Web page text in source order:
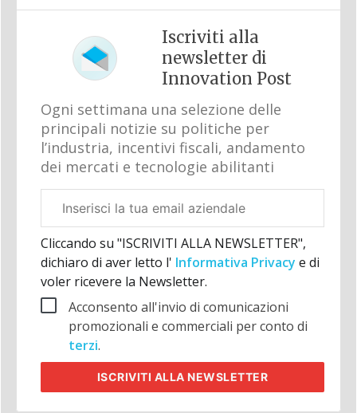
Iscriviti alla
newsletter di
Innovation Post
Ogni settimana una selezione delle
principali notizie su politiche per
l’industria, incentivi fiscali, andamento
dei mercati e tecnologie abilitanti
aziendale
Cliccando su "ISCRIVITI ALLA NEWSLETTER",
dichiaro di aver letto l' Informativa Privacy e di
voler ricevere la Newsletter.
Acconsento all'invio di comunicazioni
promozionali e commerciali per conto di
terzi.
ISCRIVITI ALLA NEWSLETTER